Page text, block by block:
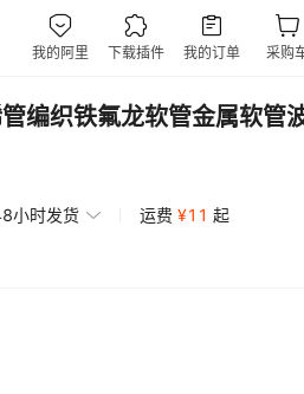
编织铁氟龙软管金属软管
小时发货 运费 ¥11 起